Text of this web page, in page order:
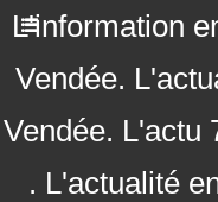
L'information
Vendée.
Vendée. L'actu
. L'actualité